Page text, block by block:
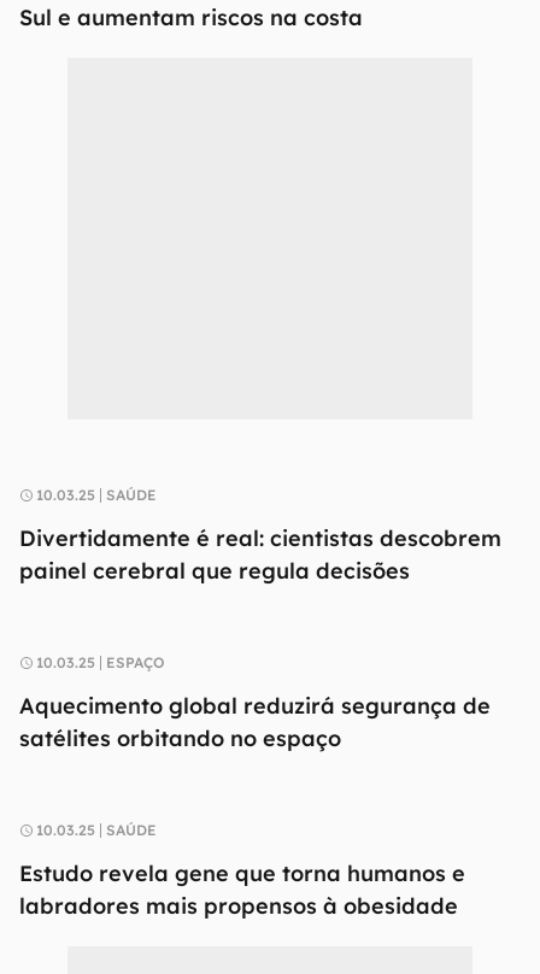
Sul e aumentam riscos na costa
10.03.25 SAÚDE
Divertidamente é real: cientistas descobrem
painel cerebral que regula decisões
10.03.25 ESPAÇO
Aquecimento global reduzirá segurança de
satélites orbitando no espaço
10.03.25 SAÚDE
Estudo revela gene que torna humanos e
labradores mais propensos à obesidade